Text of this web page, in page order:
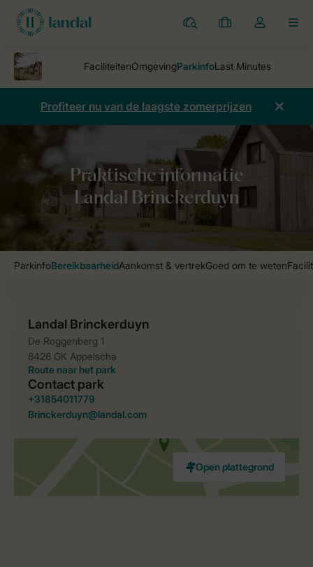
Parken
Mijn
Open
mijn
account
Profiteer nu van de laagste zomerprijzen